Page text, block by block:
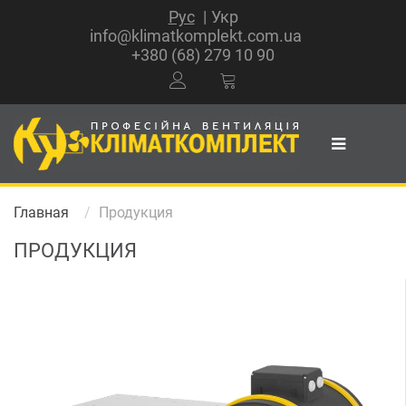
Рус
Укр
info@klimatkomplekt.com.ua
+380 (68) 279 10 90
Главная Продукция
ПРОДУКЦИЯ